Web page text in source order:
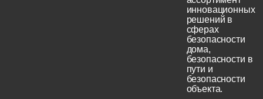
инновационных
решений в
сферах
безопасности
дома,
безопасности в
пути и
безопасности
объекта.